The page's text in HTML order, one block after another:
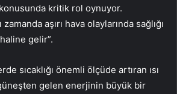
kritik rol oynuyor.
aşırı hava olaylarında sağlığı
gelir”.
sıcaklığı önemli ölçüde artıran ısı
güneşten gelen enerjinin büyük bir